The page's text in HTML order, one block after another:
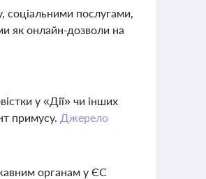
соціальними послугами,
як онлайн-дозволи на
у «Дії» чи інших
примусу. Джерело
органам у ЄС